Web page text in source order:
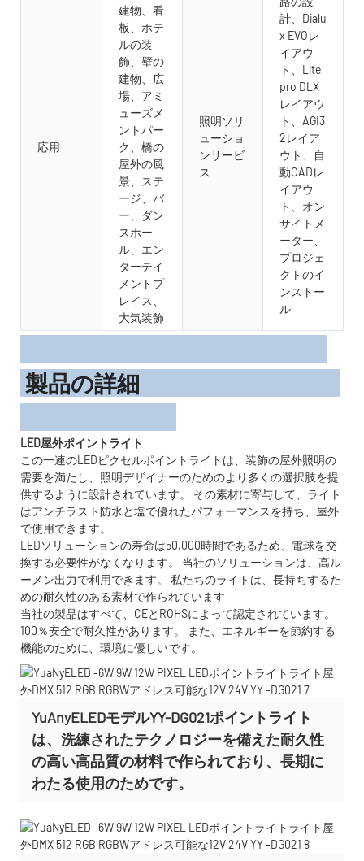
応用
建物、看
板、ホテ
ルの装
飾、壁の
建物、広
場、アミ
ューズメ
ントパー
ク、橋の
屋外の風
景、ステ
ージ、バ
ー、ダン
スホー
ル、エン
ターテイ
メントプ
レイス、
大気装飾
照明ソリ
ューショ
ンサービ
ス
計、Dialu
x EVOレ
イアウ
ト、Lite
pro DLX
レイアウ
ト、AGI3
2レイア
ウト、自
動CADレ
イアウ
ト、オン
サイトメ
ーター、
プロジェ
クトのイ
ンストー
ル
製品の詳細
LED屋外ポイントライト
この一連のLEDピクセルポイントライトは、装飾の屋外照明の
需要を満たし、照明デザイナーのためのより多くの選択肢を提
供するように設計されています。 その素材に寄与して、ライト
はアンチラスト防水と塩で優れたパフォーマンスを持ち、屋外
で使用できます。
LEDソリューションの寿命は50,000時間であるため、電球を交
換する必要性がなくなります。 当社のソリューションは、高ル
ーメン出力で利用できます。 私たちのライトは、長持ちするた
めの耐久性のある素材で作られています
当社の製品はすべて、CEとROHSによって認定されています。
100％安全で耐久性があります。 また、エネルギーを節約する
機能のために、環境に優しいです。
YuAnyELEDモデルYY-DG021ポイントライト
は、洗練されたテクノロジーを備えた耐久性
の高い高品質の材料で作られており、長期に
わたる使用のためです。